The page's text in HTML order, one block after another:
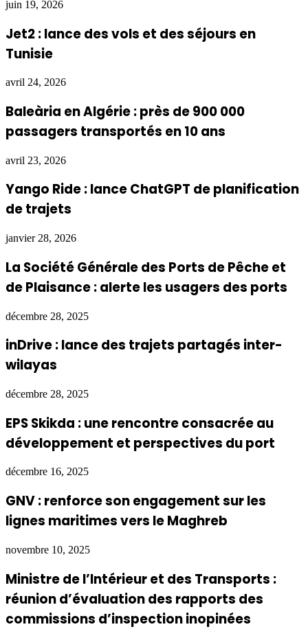
juin 19, 2026
Jet2 : lance des vols et des séjours en
Tunisie
avril 24, 2026
Baleària en Algérie : près de 900 000
passagers transportés en 10 ans
avril 23, 2026
Yango Ride : lance ChatGPT de planification
de trajets
janvier 28, 2026
La Société Générale des Ports de Pêche et
de Plaisance : alerte les usagers des ports
décembre 28, 2025
inDrive : lance des trajets partagés inter-
wilayas
décembre 28, 2025
EPS Skikda : une rencontre consacrée au
développement et perspectives du port
décembre 16, 2025
GNV : renforce son engagement sur les
lignes maritimes vers le Maghreb
novembre 10, 2025
Ministre de l’Intérieur et des Transports :
réunion d’évaluation des rapports des
commissions d’inspection inopinées